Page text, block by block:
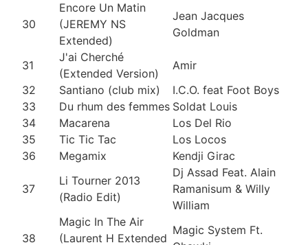
30
Encore Un Matin
(JEREMY NS
Extended)
Jean Jacques
Goldman
31
J'ai Cherché
(Extended Version)
Amir
32
Santiano (club mix)
I.C.O. feat Foot Boys
33
Du rhum des femmes Soldat Louis
34
Macarena
Los Del Rio
35
Tic Tic Tac
Los Locos
36
Megamix Kendji Girac
37
Li Tourner 2013
(Radio Edit)
Dj Assad Feat. Alain
Ramanisum & Willy
William
38
Magic In The Air
(Laurent H Extended
Magic System Ft.